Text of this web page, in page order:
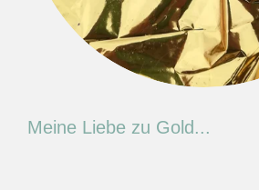
Meine Liebe zu Gold...